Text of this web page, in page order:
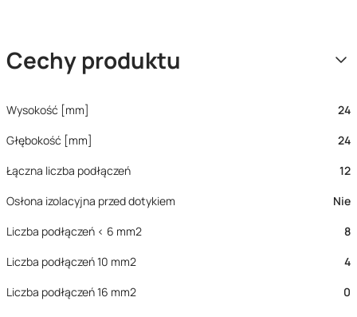
Cechy produktu
Wysokość [mm]
24
Głębokość [mm]
24
Łączna liczba podłączeń
12
Osłona izolacyjna przed dotykiem
Nie
Liczba podłączeń < 6 mm2
8
Liczba podłączeń 10 mm2
4
Liczba podłączeń 16 mm2
0